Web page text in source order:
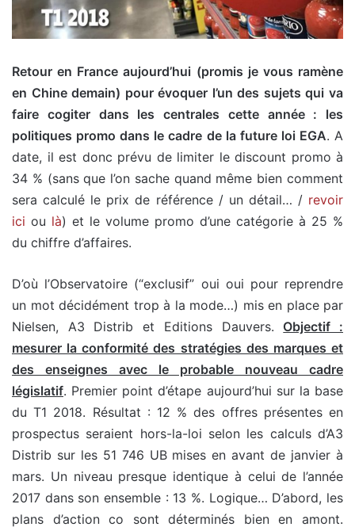
Retour en France aujourd’hui (promis je vous ramène
en Chine demain) pour évoquer l’un des sujets qui va
faire cogiter dans les centrales cette année : les
politiques promo dans le cadre de la future loi EGA. A
date, il est donc prévu de limiter le discount promo à
34 % (sans que l’on sache quand même bien comment
sera calculé le prix de référence / un détail… / revoir
ici ou là) et le volume promo d’une catégorie à 25 %
du chiffre d’affaires.
D’où l’Observatoire (“exclusif” oui oui pour reprendre
un mot décidément trop à la mode…) mis en place par
Nielsen, A3 Distrib et Editions Dauvers. Objectif :
mesurer la conformité des stratégies des marques et
des enseignes avec le probable nouveau cadre
législatif. Premier point d’étape aujourd’hui sur la base
du T1 2018. Résultat : 12 % des offres présentes en
prospectus seraient hors-la-loi selon les calculs d’A3
Distrib sur les 51 746 UB mises en avant de janvier à
mars. Un niveau presque identique à celui de l’année
2017 dans son ensemble : 13 %. Logique… D’abord, les
plans d’action co sont déterminés bien en amont.